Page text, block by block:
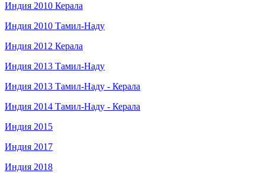
Индия 2010 Керала
Индия 2010 Тамил-Наду
Индия 2012 Керала
Индия 2013 Тамил-Наду
Индия 2013 Тамил-Наду - Керала
Индия 2014 Тамил-Наду - Керала
Индия 2015
Индия 2017
Индия 2018